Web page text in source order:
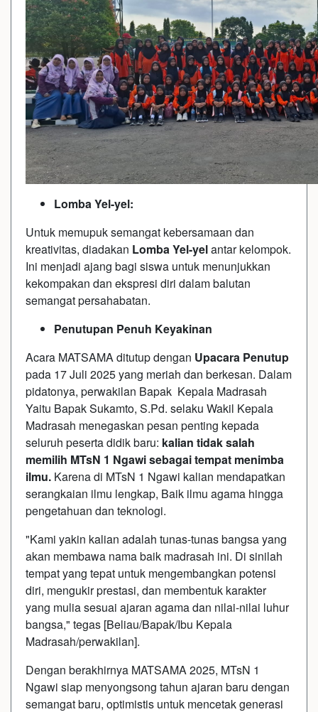
Lomba Yel-yel:
Untuk memupuk semangat kebersamaan dan
kreativitas, diadakan Lomba Yel-yelantar kelompok.
Ini menjadi ajang bagi siswa untuk menunjukkan
kekompakan dan ekspresi diri dalam balutan
semangat persahabatan.
Penutupan Penuh Keyakinan
Acara MATSAMA ditutup dengan Upacara Penutup
pada 17 Juli 2025 yang meriah dan berkesan. Dalam
pidatonya, perwakilan Bapak Kepala Madrasah
Yaitu Bapak Sukamto, S.Pd. selaku Wakil Kepala
Madrasah menegaskan pesan penting kepada
seluruh peserta didik baru: kalian tidak salah
memilih MTsN 1 Ngawi sebagai tempat menimba
ilmu. Karena di MTsN 1 Ngawi kalian mendapatkan
serangkaian ilmu lengkap, Baik ilmu agama hingga
pengetahuan dan teknologi.
"Kami yakin kalian adalah tunas-tunas bangsa yang
akan membawa nama baik madrasah ini. Di sinilah
tempat yang tepat untuk mengembangkan potensi
diri, mengukir prestasi, dan membentuk karakter
yang mulia sesuai ajaran agama dan nilai-nilai luhur
bangsa," tegas [Beliau/Bapak/Ibu Kepala
Madrasah/perwakilan].
Dengan berakhirnya MATSAMA 2025, MTsN 1
Ngawi siap menyongsong tahun ajaran baru dengan
semangat baru, optimistis untuk mencetak generasi